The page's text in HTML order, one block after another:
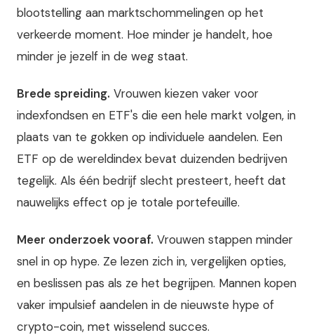
blootstelling aan marktschommelingen op het
verkeerde moment. Hoe minder je handelt, hoe
minder je jezelf in de weg staat.
Brede spreiding. Vrouwen kiezen vaker voor
indexfondsen en ETF's die een hele markt volgen, in
plaats van te gokken op individuele aandelen. Een
ETF op de wereldindex bevat duizenden bedrijven
tegelijk. Als één bedrijf slecht presteert, heeft dat
nauwelijks effect op je totale portefeuille.
Meer onderzoek vooraf. Vrouwen stappen minder
snel in op hype. Ze lezen zich in, vergelijken opties,
en beslissen pas als ze het begrijpen. Mannen kopen
vaker impulsief aandelen in de nieuwste hype of
crypto-coin, met wisselend succes.